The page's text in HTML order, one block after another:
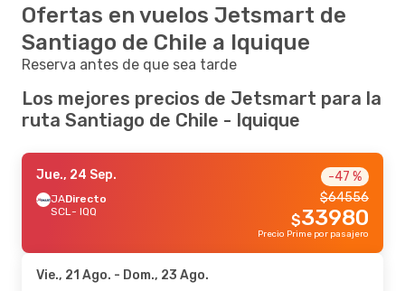
Ofertas en vuelos Jetsmart de
Santiago de Chile a Iquique
Reserva antes de que sea tarde
Los mejores precios de Jetsmart para la
ruta Santiago de Chile - Iquique
Jue., 24 Sep.
JADirecto
SCL- IQQ
-47 %
64556
$
33980
$
Precio Prime por pasajero
Vie., 21 Ago. - Dom., 23 Ago.